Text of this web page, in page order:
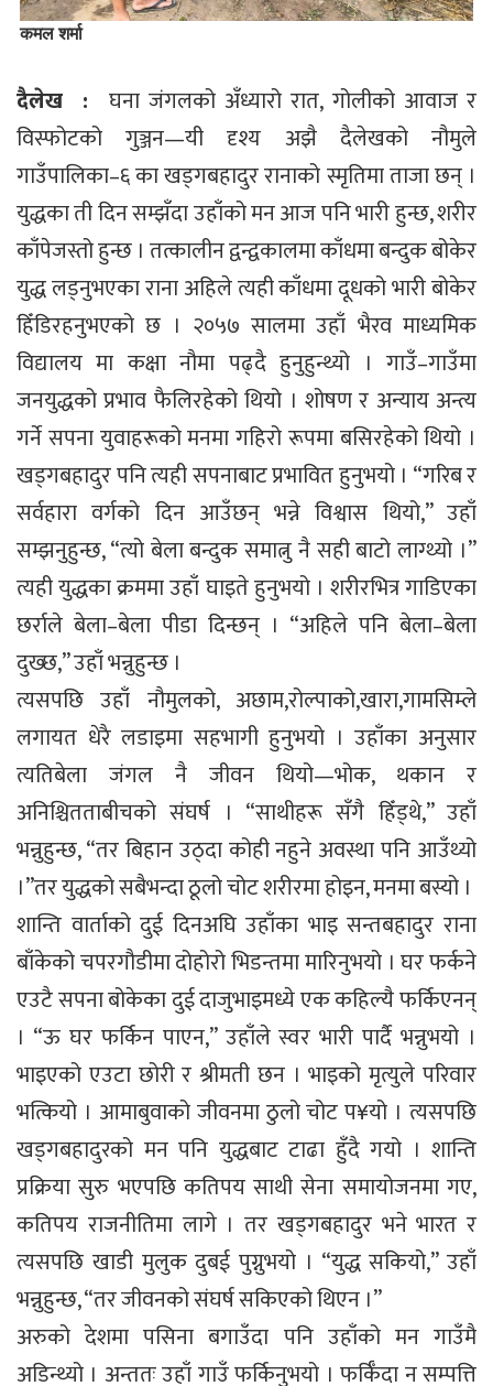
कमल शर्मा
दैलेख : घना जंगलको अँध्यारो रात, गोलीको आवाज र
विस्फोटको गुञ्जन—यी दृश्य अझै दैलेखको नौमुले
गाउँपालिका–६ का खड्गबहादुर रानाको स्मृतिमा ताजा छन् ।
युद्धका ती दिन सम्झँदा उहाँको मन आज पनि भारी हुन्छ, शरीर
काँपेजस्तो हुन्छ । तत्कालीन द्वन्द्वकालमा काँधमा बन्दुक बोकेर
युद्ध लड्नुभएका राना अहिले त्यही काँधमा दूधको भारी बोकेर
हिँडिरहनुभएको छ । २०५७ सालमा उहाँ भैरव माध्यमिक
विद्यालय मा कक्षा नौमा पढ्दै हुनुहुन्थ्यो । गाउँ–गाउँमा
जनयुद्धको प्रभाव फैलिरहेको थियो । शोषण र अन्याय अन्त्य
गर्ने सपना युवाहरूको मनमा गहिरो रूपमा बसिरहेको थियो ।
खड्गबहादुर पनि त्यही सपनाबाट प्रभावित हुनुभयो । “गरिब र
सर्वहारा वर्गको दिन आउँछन् भन्ने विश्वास थियो,” उहाँ
सम्झनुहुन्छ, “त्यो बेला बन्दुक समात्नु नै सही बाटो लाग्थ्यो ।”
त्यही युद्धका क्रममा उहाँ घाइते हुनुभयो । शरीरभित्र गाडिएका
छर्राले बेला–बेला पीडा दिन्छन् । “अहिले पनि बेला–बेला
दुख्छ,” उहाँ भन्नुहुन्छ ।
त्यसपछि उहाँ नौमुलको, अछाम,रोल्पाको,खारा,गामसिम्ले
लगायत धेरै लडाइमा सहभागी हुनुभयो । उहाँका अनुसार
त्यतिबेला जंगल नै जीवन थियो—भोक, थकान र
अनिश्चितताबीचको संघर्ष । “साथीहरू सँगै हिँड्थे,” उहाँ
भन्नुहुन्छ, “तर बिहान उठ्दा कोही नहुने अवस्था पनि आउँथ्यो
।”तर युद्धको सबैभन्दा ठूलो चोट शरीरमा होइन, मनमा बस्यो ।
शान्ति वार्ताको दुई दिनअघि उहाँका भाइ सन्तबहादुर राना
बाँकेको चपरगौडीमा दोहोरो भिडन्तमा मारिनुभयो । घर फर्कने
एउटै सपना बोकेका दुई दाजुभाइमध्ये एक कहिल्यै फर्किएनन्
। “ऊ घर फर्किन पाएन,” उहाँले स्वर भारी पार्दै भन्नुभयो ।
भाइएको एउटा छोरी र श्रीमती छन । भाइको मृत्युले परिवार
भत्कियो । आमाबुवाको जीवनमा ठुलो चोट प¥यो । त्यसपछि
खड्गबहादुरको मन पनि युद्धबाट टाढा हुँदै गयो । शान्ति
प्रक्रिया सुरु भएपछि कतिपय साथी सेना समायोजनमा गए,
कतिपय राजनीतिमा लागे । तर खड्गबहादुर भने भारत र
त्यसपछि खाडी मुलुक दुबई पुग्नुभयो । “युद्ध सकियो,” उहाँ
भन्नुहुन्छ, “तर जीवनको संघर्ष सकिएको थिएन ।”
अरुको देशमा पसिना बगाउँदा पनि उहाँको मन गाउँमै
अडिन्थ्यो । अन्ततः उहाँ गाउँ फर्किनुभयो । फर्किँदा न सम्पत्ति